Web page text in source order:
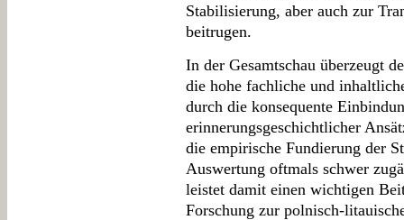
Stabilisierung, aber auch zur
beitrugen.
In der Gesamtschau überzeugt
die hohe fachliche und
durch die konsequente
erinnerungsgeschichtlicher
die empirische Fundierung der
Auswertung oftmals schwer
leistet damit einen wichtigen
Forschung zur polnisch-